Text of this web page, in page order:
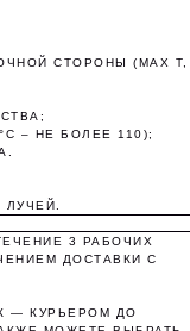
СТОРОНЫ (MAX T,
– НЕ БОЛЕЕ 110);
3 РАБОЧИХ
ДОСТАВКИ С
— КУРЬЕРОМ ДО